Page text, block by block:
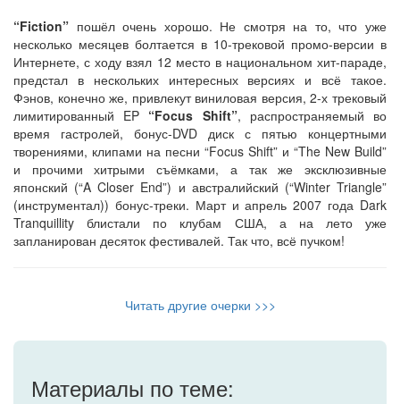
“Fiction” пошёл очень хорошо. Не смотря на то, что уже
несколько месяцев болтается в 10-трековой промо-версии в
Интернете, с ходу взял 12 место в национальном хит-параде,
предстал в нескольких интересных версиях и всё такое.
Фэнов, конечно же, привлекут виниловая версия, 2-х трековый
лимитированный EP “Focus Shift”, распространяемый во
время гастролей, бонус-DVD диск с пятью концертными
творениями, клипами на песни “Focus Shift” и “The New Build”
и прочими хитрыми съёмками, а так же эксклюзивные
японский (“A Closer End”) и австралийский (“Winter Triangle”
(инструментал)) бонус-треки. Март и апрель 2007 года Dark
Tranquillity блистали по клубам США, а на лето уже
запланирован десяток фестивалей. Так что, всё пучком!
Читать другие очерки >>>
Материалы по теме: